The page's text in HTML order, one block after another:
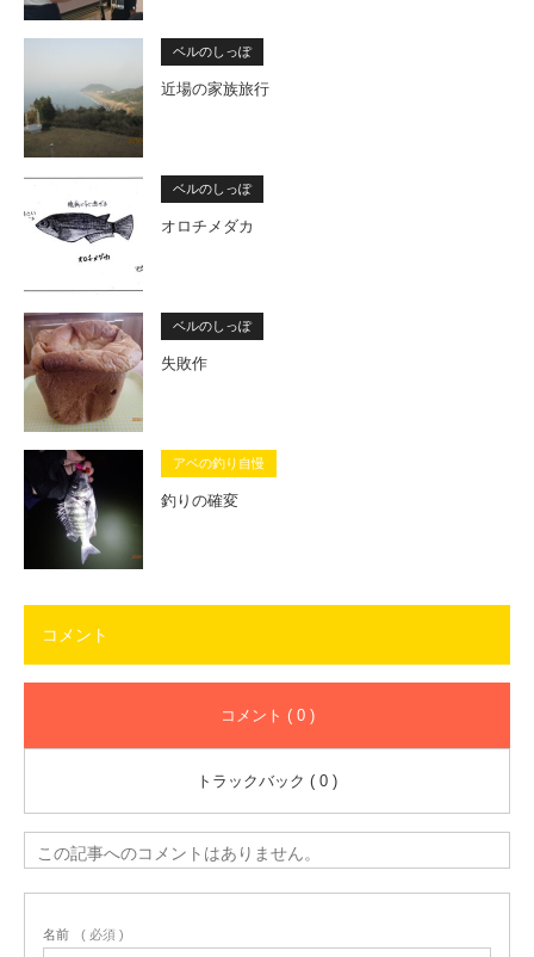
ベルのしっぽ
近場の家族旅行
ベルのしっぽ
オロチメダカ
ベルのしっぽ
失敗作
アベの釣り自慢
釣りの確変
コメント
コメント ( 0 )
トラックバック ( 0 )
この記事へのコメントはありません。
名前 ( 必須 )